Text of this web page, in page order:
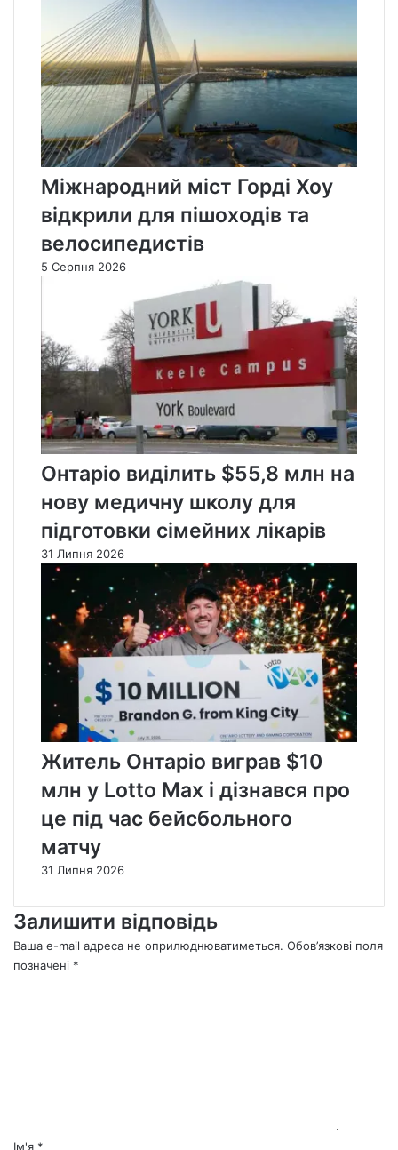
Міжнародний міст Горді Хоу
відкрили для пішоходів та
велосипедистів
5 Серпня 2026
Онтаріо виділить $55,8 млн на
нову медичну школу для
підготовки сімейних лікарів
31 Липня 2026
Житель Онтаріо виграв $10
млн у Lotto Max і дізнався про
це під час бейсбольного
матчу
31 Липня 2026
Залишити відповідь
Ваша e-mail адреса не оприлюднюватиметься. Обов’язкові поля
позначені *
*
Ім'я *